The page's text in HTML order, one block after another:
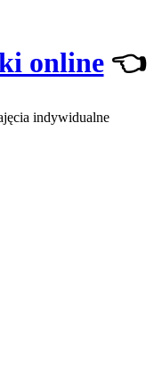
online👈
indywidualne